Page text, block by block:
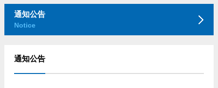
通知公告
Notice
通知公告